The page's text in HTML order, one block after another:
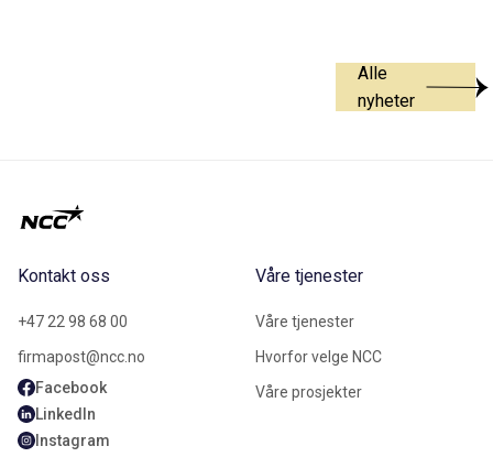
Alle
nyheter
Kontakt oss
+47 22 98 68 00
firmapost@ncc.no
Facebook
LinkedIn
Instagram
Våre tjenester
Våre tjenester
Hvorfor velge NCC
Våre prosjekter